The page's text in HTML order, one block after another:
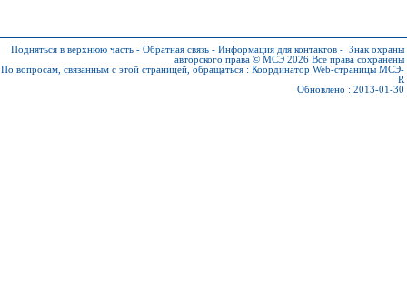
Подняться в верхнюю часть - Обратная связь - Информация для контактов - Знак охраны
авторского права © МСЭ 2026 Все права сохранены
По вопросам, связанным с этой страницей, обращаться : Координатор Web-страницы МСЭ-
R
Обновлено : 2013-01-30